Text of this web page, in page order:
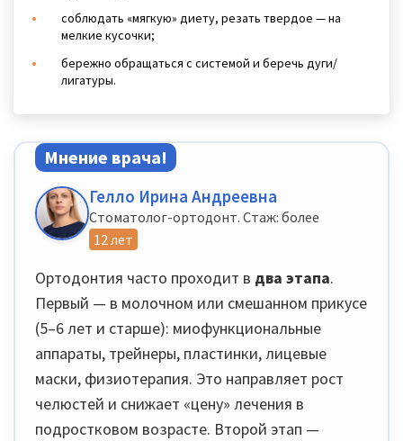
соблюдать «мягкую» диету, резать твердое — на
мелкие кусочки;
бережно обращаться с системой и беречь дуги/
лигатуры.
Мнение врача!
Гелло Ирина Андреевна
Стоматолог-ортодонт. Стаж: более
12 лет
Ортодонтия часто проходит в два этапа.
Первый — в молочном или смешанном прикусе
(5–6 лет и старше): миофункциональные
аппараты, трейнеры, пластинки, лицевые
маски, физиотерапия. Это направляет рост
челюстей и снижает «цену» лечения в
подростковом возрасте. Второй этап —